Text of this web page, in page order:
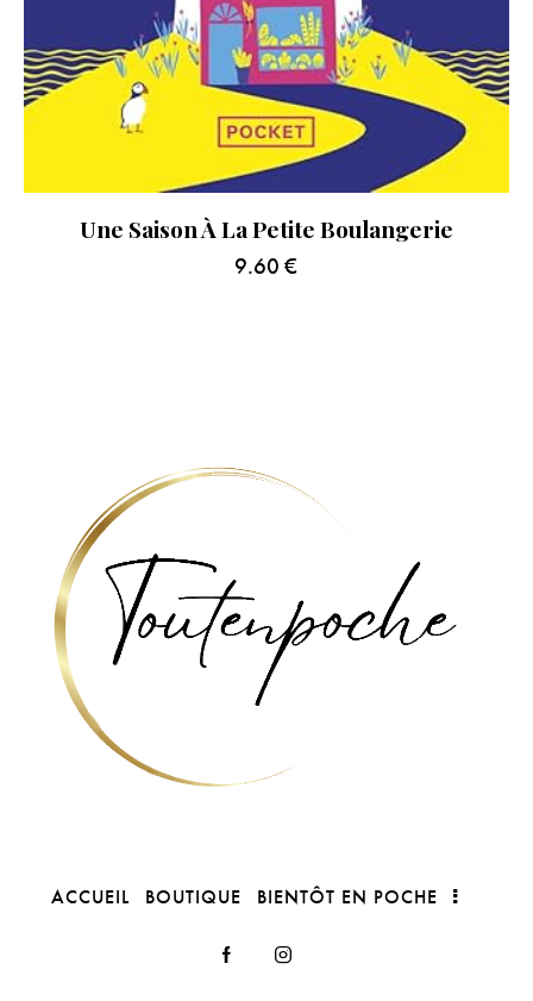
Une Saison À La Petite Boulangerie
9.60 €
ACCUEIL BOUTIQUE BIENTÔT EN POCHE